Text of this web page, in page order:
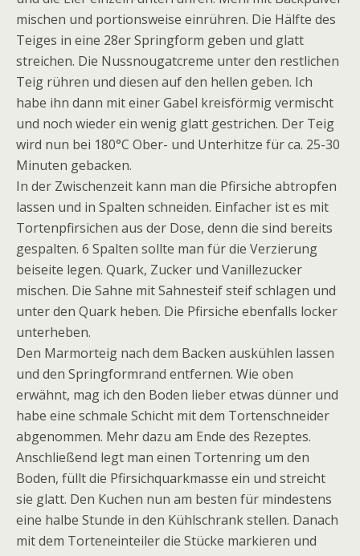
mischen und portionsweise einrühren. Die Hälfte des
Teiges in eine 28er Springform geben und glatt
streichen. Die Nussnougatcreme unter den restlichen
Teig rühren und diesen auf den hellen geben. Ich
habe ihn dann mit einer Gabel kreisförmig vermischt
und noch wieder ein wenig glatt gestrichen. Der Teig
wird nun bei 180°C Ober- und Unterhitze für ca. 25-30
Minuten gebacken.
In der Zwischenzeit kann man die Pfirsiche abtropfen
lassen und in Spalten schneiden. Einfacher ist es mit
Tortenpfirsichen aus der Dose, denn die sind bereits
gespalten. 6 Spalten sollte man für die Verzierung
beiseite legen. Quark, Zucker und Vanillezucker
mischen. Die Sahne mit Sahnesteif steif schlagen und
unter den Quark heben. Die Pfirsiche ebenfalls locker
unterheben.
Den Marmorteig nach dem Backen auskühlen lassen
und den Springformrand entfernen. Wie oben
erwähnt, mag ich den Boden lieber etwas dünner und
habe eine schmale Schicht mit dem Tortenschneider
abgenommen. Mehr dazu am Ende des Rezeptes.
Anschließend legt man einen Tortenring um den
Boden, füllt die Pfirsichquarkmasse ein und streicht
sie glatt. Den Kuchen nun am besten für mindestens
eine halbe Stunde in den Kühlschrank stellen. Danach
mit dem Torteneinteiler die Stücke markieren und